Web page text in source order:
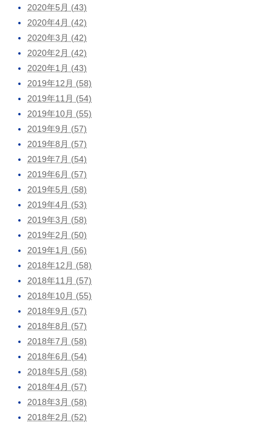
2020年5月 (43)
2020年4月 (42)
2020年3月 (42)
2020年2月 (42)
2020年1月 (43)
2019年12月 (58)
2019年11月 (54)
2019年10月 (55)
2019年9月 (57)
2019年8月 (57)
2019年7月 (54)
2019年6月 (57)
2019年5月 (58)
2019年4月 (53)
2019年3月 (58)
2019年2月 (50)
2019年1月 (56)
2018年12月 (58)
2018年11月 (57)
2018年10月 (55)
2018年9月 (57)
2018年8月 (57)
2018年7月 (58)
2018年6月 (54)
2018年5月 (58)
2018年4月 (57)
2018年3月 (58)
2018年2月 (52)